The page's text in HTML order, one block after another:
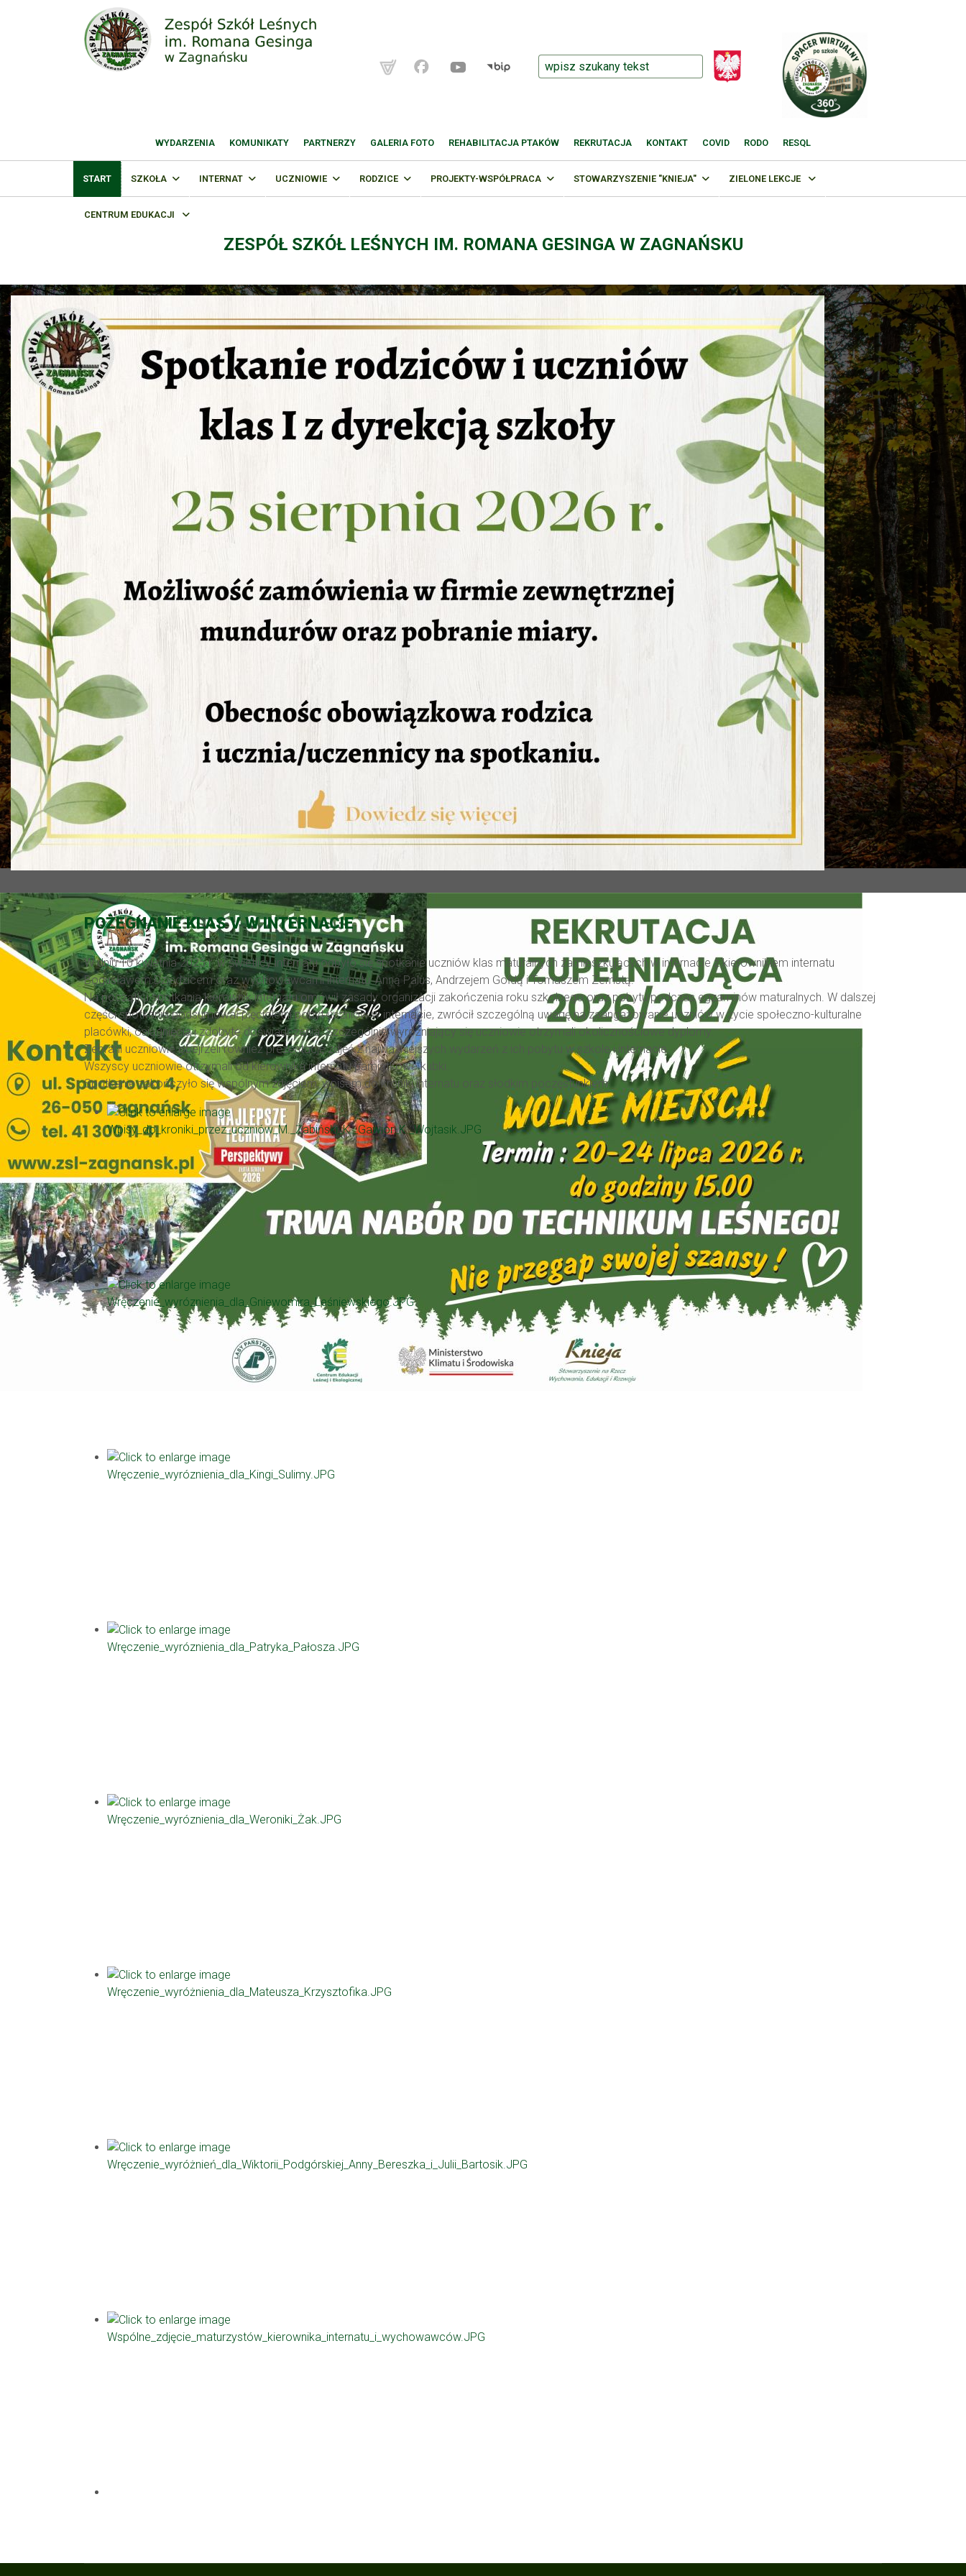
WYDARZENIA KOMUNIKATY PARTNERZY GALERIA FOTO REHABILITACJA PTAKÓW REKRUTACJA KONTAKT COVID RODO RESQL
START SZKOŁA INTERNAT UCZNIOWIE RODZICE PROJEKTY-WSPÓŁPRACA STOWARZYSZENIE "KNIEJA" ZIELONE LEKCJE
CENTRUM EDUKACJI
ZESPÓŁ SZKÓŁ LEŚNYCH IM. ROMANA GESINGA W ZAGNAŃSKU
POŻEGNANIE KLAS V W INTERNACIE
W dniu 10 kwietnia 2025 r. w świetlicy internatu odbyło się spotkanie uczniów klas maturalnych zamieszkujących w internacie z kierownikiem internatu
Bogusławem Dziedzicem oraz wychowawcami internatu: Anną Palus, Andrzejem Gołdą i Tomaszem Zemstą.
Na początku spotkania kierownik internatu omówił zasady organizacji zakończenia roku szkolnego oraz pobytu podczas egzaminów maturalnych. W dalszej
części spotkania podsumował pięcioletni pobyt uczniów w internacie, zwrócił szczególną uwagę na zaangażowanie uczniów w życie społeczno-kulturalne
placówki, osiągnięcia i zdobyte doświadczenia. Szczególnie wyróżniający się uczniowie otrzymali okolicznościowe dyplomy.
Zebrani uczniowie obejrzeli również prezentację zdjęć z najważniejszych wydarzeń z ich pobytu w szkole i internacie.
Wszyscy uczniowie otrzymali od kierownika internatu pamiątkowe kubki.
Spotkanie zakończyło się wspólnym zdjęciem, wpisem do kroniki internatu oraz słodkim poczęstunkiem.